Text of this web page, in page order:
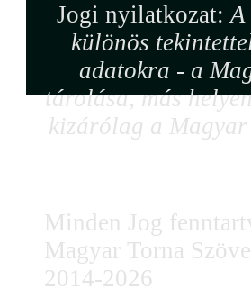
Jogi nyilatkozat:A
különös
adatokra - a
tárolása, más
kizárólag a Magyar
Minden Jog
Magyar Torna
2014-2026